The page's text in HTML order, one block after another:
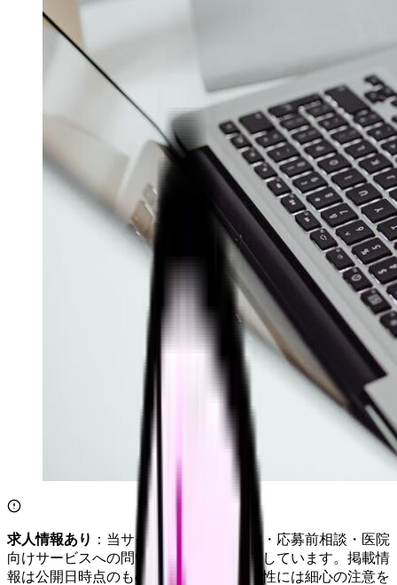
求人情報あり ：当サイトは自社求人通知・応募前相談・医院
向けサービスへの問い合わせ導線を設置しています。掲載情
報は公開日時点のものです。記事の正確性には細心の注意を